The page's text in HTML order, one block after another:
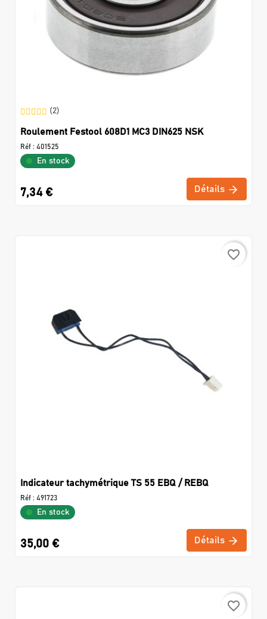
(2)
Roulement Festool 608D1 MC3 DIN625 NSK
Réf : 401525
En stock
7,34 € Détails
favorite_border
Indicateur tachymétrique TS 55 EBQ / REBQ
Réf : 491723
En stock
35,00 € Détails
favorite_border